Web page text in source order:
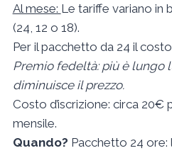
Al mese: Le tariffe variano in
(24, 12 o 18).
Per il pacchetto da 24 il
Premio fedeltà: più è lungo
diminuisce il prezzo.
Costo d’iscrizione: circa 20€
mensile.
Quando? Pacchetto 24 ore: